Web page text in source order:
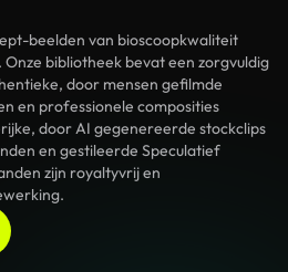
beelden van bioscoopkwaliteit
bibliotheek bevat een zorgvuldig
door mensen gefilmde
en professionele composities
door AI gegenereerde stockclips
en gestileerde Speculatief
zijn royaltyvrij en